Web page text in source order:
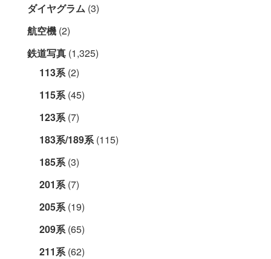
ダイヤグラム (3)
航空機 (2)
鉄道写真 (1,325)
113系(2)
115系(45)
123系(7)
183系/189系(115)
185系(3)
201系(7)
205系(19)
209系(65)
211系(62)